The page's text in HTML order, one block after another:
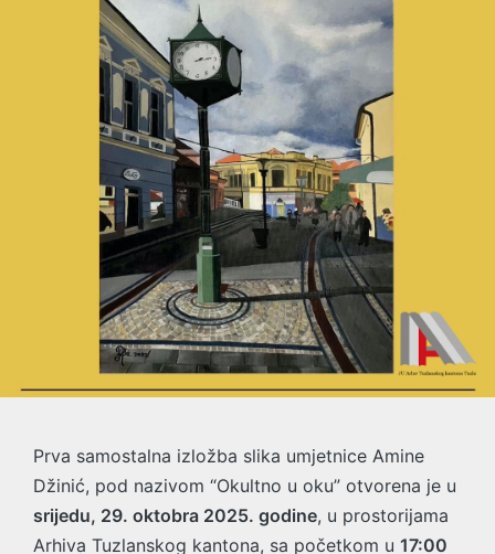
Prva samostalna izložba slika umjetnice Amine
Džinić, pod nazivom “Okultno u oku” otvorena je u
srijedu, 29. oktobra 2025. godine, u prostorijama
Arhiva Tuzlanskog kantona, sa početkom u 17:00